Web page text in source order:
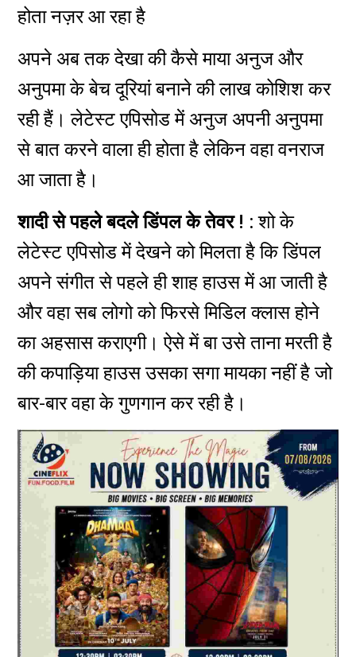
होता नज़र आ रहा है
अपने अब तक देखा की कैसे माया अनुज और
अनुपमा के बेच दूरियां बनाने की लाख कोशिश कर
रही हैं। लेटेस्ट एपिसोड में अनुज अपनी अनुपमा
से बात करने वाला ही होता है लेकिन वहा वनराज
आ जाता है।
शादी से पहले बदले डिंपल के तेवर ! :शो के
लेटेस्ट एपिसोड में देखने को मिलता है कि डिंपल
अपने संगीत से पहले ही शाह हाउस में आ जाती है
और वहा सब लोगो को फिरसे मिडिल क्लास होने
का अहसास कराएगी। ऐसे में बा उसे ताना मरती है
की कपाड़िया हाउस उसका सगा मायका नहीं है जो
बार-बार वहा के गुणगान कर रही है।